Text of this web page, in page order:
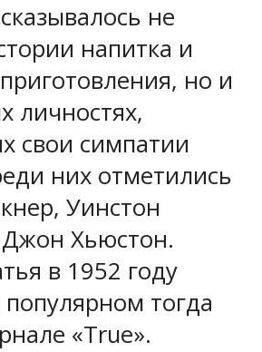
не
напитка и
но и
личностях,
свои симпатии
них отметились
Уинстон
Хьюстон.
в 1952 году
тогда
«True».